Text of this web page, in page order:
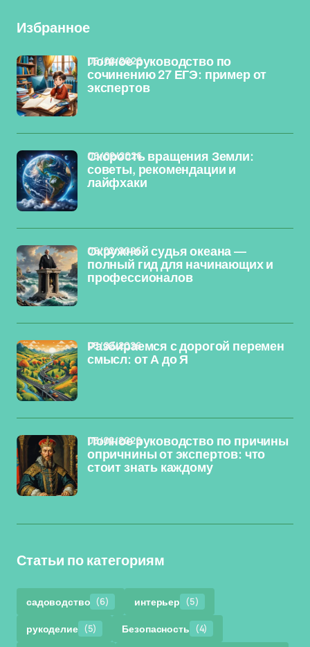
Избранное
Полное руководство по
сочинению 27 ЕГЭ: пример от
экспертов
06/02/2026
Скорость вращения Земли:
советы, рекомендации и
лайфхаки
06/02/2026
Окружной судья океана —
полный гид для начинающих и
профессионалов
05/02/2026
Разбираемся с дорогой перемен
смысл: от А до Я
03/02/2026
Полное руководство по причины
опричнины от экспертов: что
стоит знать каждому
03/02/2026
Статьи по категориям
садоводство (6) интерьер (5)
рукоделие (5) Безопасность (4)